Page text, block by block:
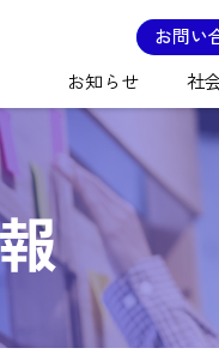
お問い
お知らせ
社